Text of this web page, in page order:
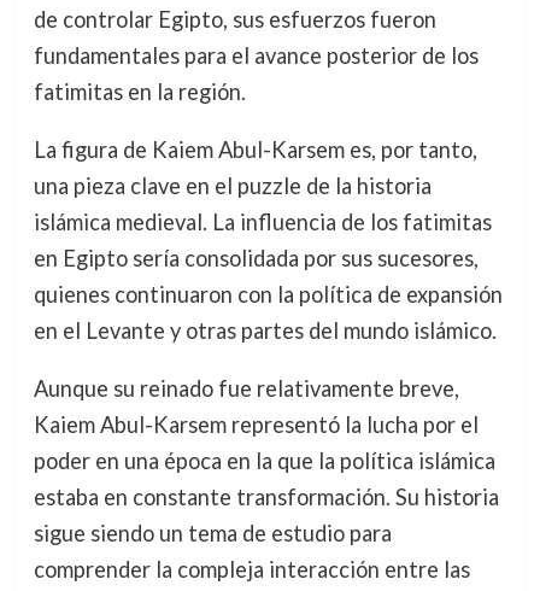
de controlar Egipto, sus esfuerzos fueron
fundamentales para el avance posterior de los
fatimitas en la región.
La figura de Kaiem Abul-Karsem es, por tanto,
una pieza clave en el puzzle de la historia
islámica medieval. La influencia de los fatimitas
en Egipto sería consolidada por sus sucesores,
quienes continuaron con la política de expansión
en el Levante y otras partes del mundo islámico.
Aunque su reinado fue relativamente breve,
Kaiem Abul-Karsem representó la lucha por el
poder en una época en la que la política islámica
estaba en constante transformación. Su historia
sigue siendo un tema de estudio para
comprender la compleja interacción entre las